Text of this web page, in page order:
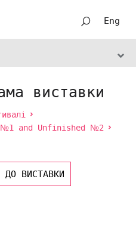
Eng
виставки
and Unfinished №2
ДО ВИСТАВКИ